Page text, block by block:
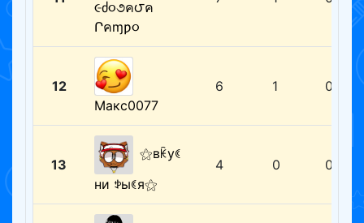
૯ძ૦૭ค౮ค
Րคɱƿ૦
12
Макс0077
6 1 0
13
⚝вꀗуꀯ
ни ꉣыꀯя⚝
4 0 0